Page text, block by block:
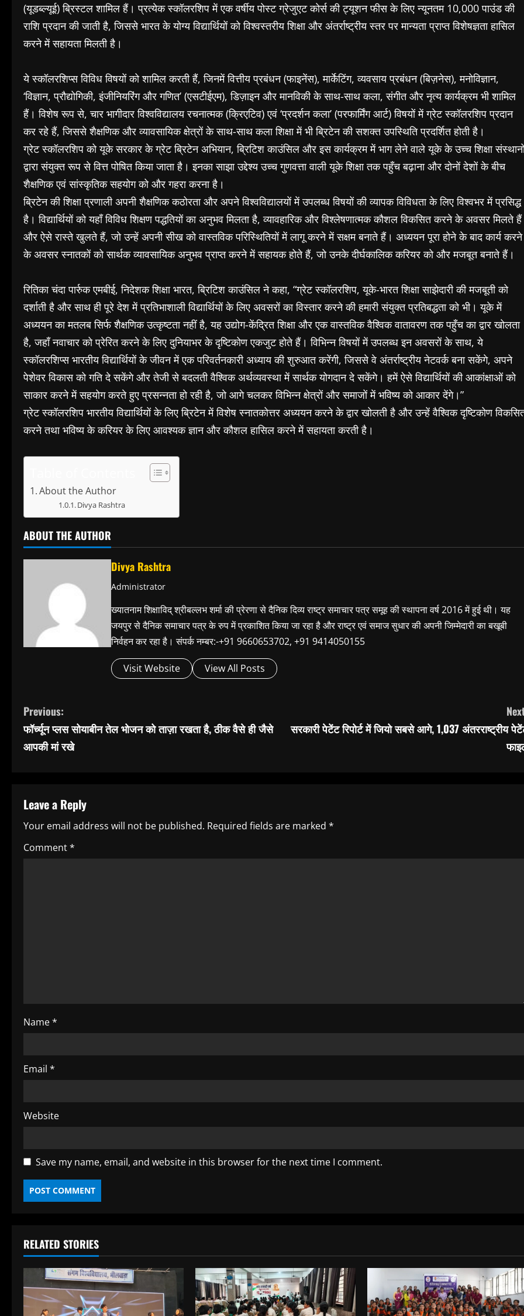
(यूडब्ल्यूई) ब्रिस्टल शामिल हैं। प्रत्येक स्कॉलरशिप में एक वर्षीय पोस्ट ग्रेजुएट कोर्स की ट्यूशन फीस के लिए न्यूनतम 10,000 पाउंड की
राशि प्रदान की जाती है, जिससे भारत के योग्य विद्यार्थियों को विश्वस्तरीय शिक्षा और अंतर्राष्ट्रीय स्तर पर मान्यता प्राप्त विशेषज्ञता हासिल
करने में सहायता मिलती है।
ये स्कॉलरशिप्स विविध विषयों को शामिल करती हैं, जिनमें वित्तीय प्रबंधन (फाइनेंस), मार्केटिंग, व्यवसाय प्रबंधन (बिज़नेस), मनोविज्ञान,
‘विज्ञान, प्रौद्योगिकी, इंजीनियरिंग और गणित’ (एसटीईएम), डिज़ाइन और मानविकी के साथ-साथ कला, संगीत और नृत्य कार्यक्रम भी शामिल
हैं। विशेष रूप से, चार भागीदार विश्वविद्यालय रचनात्मक (क्रिएटिव) एवं ‘प्रदर्शन कला’ (परफार्मिंग आर्ट) विषयों में ग्रेट स्कॉलरशिप प्रदान
कर रहे हैं, जिससे शैक्षणिक और व्यावसायिक क्षेत्रों के साथ-साथ कला शिक्षा में भी ब्रिटेन की सशक्त उपस्थिति प्रदर्शित होती है।
ग्रेट स्कॉलरशिप को यूके सरकार के ग्रेट ब्रिटेन अभियान, ब्रिटिश काउंसिल और इस कार्यक्रम में भाग लेने वाले यूके के उच्च शिक्षा
द्वारा संयुक्त रूप से वित्त पोषित किया जाता है। इनका साझा उद्देश्य उच्च गुणवत्ता वाली यूके शिक्षा तक पहुँच बढ़ाना और दोनों देशों के बीच
शैक्षणिक एवं सांस्कृतिक सहयोग को और गहरा करना है।
ब्रिटेन की शिक्षा प्रणाली अपनी शैक्षणिक कठोरता और अपने विश्वविद्यालयों में उपलब्ध विषयों की व्यापक विविधता के लिए विश्वभर में प्रसिद्ध
है। विद्यार्थियों को यहाँ विविध शिक्षण पद्धतियों का अनुभव मिलता है, व्यावहारिक और विश्लेषणात्मक कौशल विकसित करने के अवसर मिलते हैं
और ऐसे रास्ते खुलते हैं, जो उन्हें अपनी सीख को वास्तविक परिस्थितियों में लागू करने में सक्षम बनाते हैं। अध्ययन पूरा होने के बाद कार्य करने
के अवसर स्नातकों को सार्थक व्यावसायिक अनुभव प्राप्त करने में सहायक होते हैं, जो उनके दीर्घकालिक करियर को और मजबूत बनाते हैं।
रितिका चंदा पार्रुक एमबीई, निदेशक शिक्षा भारत, ब्रिटिश काउंसिल ने कहा, “ग्रेट स्कॉलरशिप, यूके-भारत शिक्षा साझेदारी की मजबूती को
दर्शाती है और साथ ही पूरे देश में प्रतिभाशाली विद्यार्थियों के लिए अवसरों का विस्तार करने की हमारी संयुक्त प्रतिबद्धता को भी। यूके में
अध्ययन का मतलब सिर्फ शैक्षणिक उत्कृष्टता नहीं है, यह उद्योग-केंद्रित शिक्षा और एक वास्तविक वैश्विक वातावरण तक पहुँच का द्वार खोलता
है, जहाँ नवाचार को प्रेरित करने के लिए दुनियाभर के दृष्टिकोण एकजुट होते हैं। विभिन्न विषयों में उपलब्ध इन अवसरों के साथ, ये
स्कॉलरशिप्स भारतीय विद्यार्थियों के जीवन में एक परिवर्तनकारी अध्याय की शुरुआत करेंगी, जिससे वे अंतर्राष्ट्रीय नेटवर्क बना सकेंगे, अपने
पेशेवर विकास को गति दे सकेंगे और तेजी से बदलती वैश्विक अर्थव्यवस्था में सार्थक योगदान दे सकेंगे। हमें ऐसे विद्यार्थियों की आकांक्षाओं को
साकार करने में सहयोग करते हुए प्रसन्नता हो रही है, जो आगे चलकर विभिन्न क्षेत्रों और समाजों में भविष्य को आकार देंगे।”
ग्रेट स्कॉलरशिप भारतीय विद्यार्थियों के लिए ब्रिटेन में विशेष स्नातकोत्तर अध्ययन करने के द्वार खोलती है और उन्हें वैश्विक दृष्टिकोण
करने तथा भविष्य के करियर के लिए आवश्यक ज्ञान और कौशल हासिल करने में सहायता करती है।
About the Author
Divya Rashtra
ABOUT THE AUTHOR
Divya Rashtra
Administrator
ख्यातनाम शिक्षाविद् श्रीबल्लभ शर्मा की प्रेरणा से दैनिक दिव्य राष्ट्र समाचार पत्र समूह की स्थापना वर्ष 2016 में हुई थी। यह
जयपुर से दैनिक समाचार पत्र के रुप में प्रकाशित किया जा रहा है और राष्ट्र एवं समाज सुधार की अपनी जिम्मेदारी का बखूबी
निर्वहन कर रहा है। संपर्क नम्बर:-+91 9660653702, +91 9414050155
Visit Website View All Posts
C
o
i
n
u
i
n
g
Previous:
फॉर्च्यून प्लस सोयाबीन तेल भोजन को ताज़ा रखता है, ठीक वैसे ही जैसे
आपकी मां रखे
सरकारी पेटेंट रिपोर्ट में जियो सबसे आगे, 1,037 अंतरराष्ट्रीय
Leave a Reply
Your email address will not be published. Required fields are marked *
Comment*
Name*
Email *
Website
Save my name, email, and website in this browser for the next time I comment.
RELATED STORIES